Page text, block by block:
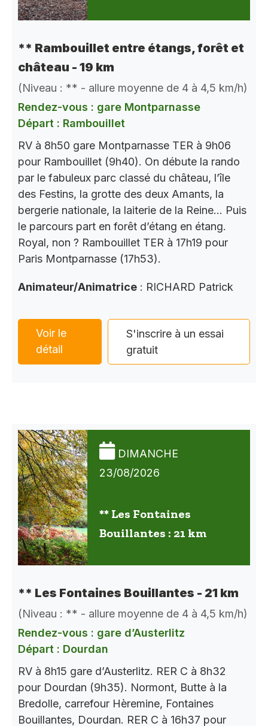
** Rambouillet entre étangs, forêt et
château - 19 km
(Niveau : ** - allure moyenne de 4 à 4,5 km/h)
Rendez-vous : gare Montparnasse
Départ : Rambouillet
RV à 8h50 gare Montparnasse TER à 9h06
pour Rambouillet (9h40). On débute la rando
par le fabuleux parc classé du château, l’île
des Festins, la grotte des deux Amants, la
bergerie nationale, la laiterie de la Reine… Puis
le parcours part en forêt d’étang en étang.
Royal, non ? Rambouillet TER à 17h19 pour
Paris Montparnasse (17h53).
Animateur/Animatrice : RICHARD Patrick
Voir le
détail
S'inscrire à un essai
gratuit
DIMANCHE
23/08/2026
** Les Fontaines
Bouillantes : 21 km
** Les Fontaines Bouillantes - 21 km
(Niveau : ** - allure moyenne de 4 à 4,5 km/h)
Rendez-vous : gare d’Austerlitz
Départ : Dourdan
RV à 8h15 gare d’Austerlitz. RER C à 8h32
pour Dourdan (9h35). Normont, Butte à la
Bredolle, carrefour Hèremine, Fontaines
Bouillantes, Dourdan. RER C à 16h37 pour